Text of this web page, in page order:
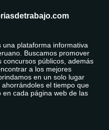
una plataforma informativa
Buscamos promover
concursos públicos, además
a los mejores
en un solo lugar
el tiempo que
cada página web de las